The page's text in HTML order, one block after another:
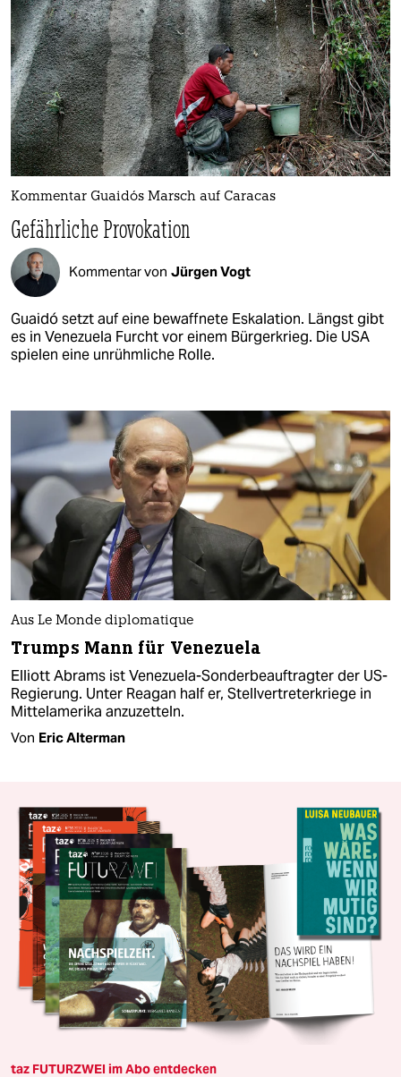
Kommentar Guaidós Marsch auf Caracas
Gefährliche Provokation
Kommentar von Jürgen Vogt
Guaidó setzt auf eine bewaffnete Eskalation. Längst gibt
es in Venezuela Furcht vor einem Bürgerkrieg. Die USA
spielen eine unrühmliche Rolle.
Aus Le Monde diplomatique
Trumps Mann für Venezuela
Elliott Abrams ist Venezuela-Sonderbeauftragter der US-
Regierung. Unter Reagan half er, Stellvertreterkriege in
Mittelamerika anzuzetteln.
Von Eric Alterman
taz FUTURZWEI im Abo entdecken